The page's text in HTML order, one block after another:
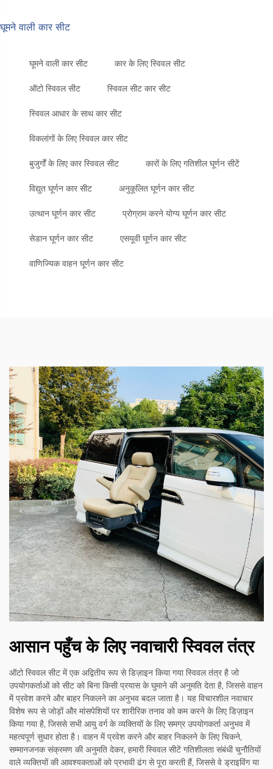
घूमने वाली कार सीट
घूमने वाली कार सीट कार के लिए स्विवल सीट
ऑटो स्विवल सीट स्विवल सीट कार सीट
स्विवल आधार के साथ कार सीट
विकलांगों के लिए स्विवल कार सीट
बुजुर्गों के लिए कार स्विवल सीट कारों के लिए गतिशील घूर्णन सीटें
विद्युत घूर्णन कार सीट अनुकूलित घूर्णन कार सीट
उत्थान घूर्णन कार सीट प्रोग्राम करने योग्य घूर्णन कार सीट
सेडान घूर्णन कार सीट एसयूवी घूर्णन कार सीट
वाणिज्यिक वाहन घूर्णन कार सीट
आसान पहुँच के लिए नवाचारी स्विवल तंत्र
ऑटो स्विवल सीट में एक अद्वितीय रूप से डिज़ाइन किया गया स्विवल तंत्र है जो
उपयोगकर्ताओं को सीट को बिना किसी प्रयास के घुमाने की अनुमति देता है, जिससे वाहन
में प्रवेश करने और बाहर निकलने का अनुभव बदल जाता है। यह विचारशील नवाचार
विशेष रूप से जोड़ों और मांसपेशियों पर शारीरिक तनाव को कम करने के लिए डिज़ाइन
किया गया है, जिससे सभी आयु वर्ग के व्यक्तियों के लिए समग्र उपयोगकर्ता अनुभव में
महत्वपूर्ण सुधार होता है। वाहन में प्रवेश करने और बाहर निकलने के लिए चिकने,
सम्मानजनक संक्रमण की अनुमति देकर, हमारी स्विवल सीटें गतिशीलता संबंधी चुनौतियों
वाले व्यक्तियों की आवश्यकताओं को प्रभावी ढंग से पूरा करती हैं, जिससे वे ड्राइविंग या